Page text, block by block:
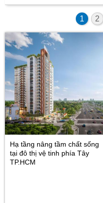
1 2
Hạ tầng nâng tầm chất sống
tại đô thị vệ tinh phía Tây
TP.HCM